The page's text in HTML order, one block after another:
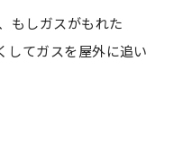
もしガスがもれた
してガスを屋外に追い